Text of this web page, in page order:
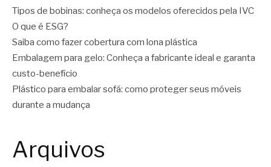
Tipos de bobinas: conheça os modelos oferecidos pela IVC
O que é ESG?
Saiba como fazer cobertura com lona plástica
Embalagem para gelo: Conheça a fabricante ideal e garanta
custo-benefício
Plástico para embalar sofá: como proteger seus móveis
durante a mudança
Arquivos